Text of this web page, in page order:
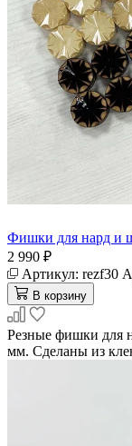
Фишки для нард и
2 990 ₽
Артикул: rezf30
В корзину
Резные фишки для
мм. Сделаны из